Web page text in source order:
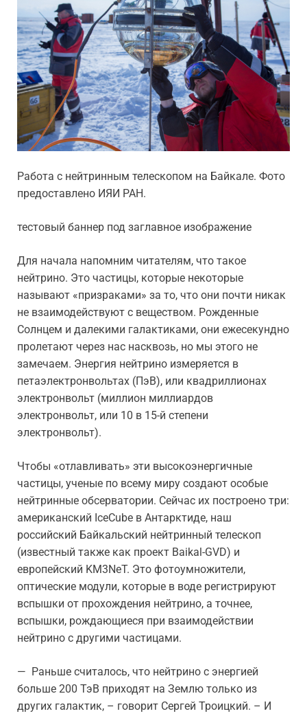
Работа с нейтринным телескопом на Байкале. Фото
предоставлено ИЯИ РАН.
тестовый баннер под заглавное изображение
Для начала напомним читателям, что такое
нейтрино. Это частицы, которые некоторые
называют «призраками» за то, что они почти никак
не взаимодействуют с веществом. Рожденные
Солнцем и далекими галактиками, они ежесекундно
пролетают через нас насквозь, но мы этого не
замечаем. Энергия нейтрино измеряется в
петаэлектронвольтах (ПэВ), или квадриллионах
электронвольт (миллион миллиардов
электронвольт, или 10 в 15-й степени
электронвольт).
Чтобы «отлавливать» эти высокоэнергичные
частицы, ученые по всему миру создают особые
нейтринные обсерватории. Сейчас их построено три:
американский IceCube в Антарктиде, наш
российский Байкальский нейтринный телескоп
(известный также как проект Baikal-GVD) и
европейский KM3NeT. Это фотоумножители,
оптические модули, которые в воде регистрируют
вспышки от прохождения нейтрино, а точнее,
вспышки, рождающиеся при взаимодействии
нейтрино с другими частицами.
— Раньше считалось, что нейтрино с энергией
больше 200 ТэВ приходят на Землю только из
других галактик, – говорит Сергей Троицкий. – И